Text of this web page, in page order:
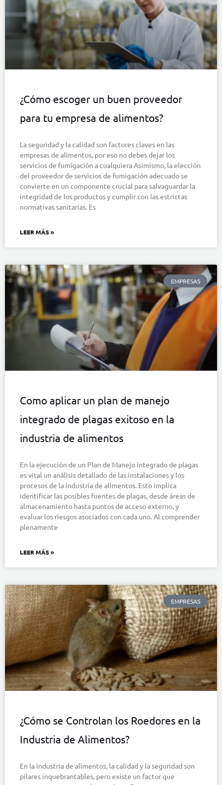
¿Cómo escoger un buen proveedor
para tu empresa de alimentos?
La seguridad y la calidad son factores claves en las
empresas de alimentos, por eso no debes dejar los
servicios de fumigación a cualquiera Asimismo, la elección
del proveedor de servicios de fumigación adecuado se
convierte en un componente crucial para salvaguardar la
integridad de los productos y cumplir con las estrictas
normativas sanitarias. Es
LEER MÁS »
EMPRESAS
Como aplicar un plan de manejo
integrado de plagas exitoso en la
industria de alimentos
En la ejecución de un Plan de Manejo integrado de plagas
es vital un análisis detallado de las instalaciones y los
procesos de la industria de alimentos. Esto implica
identificar las posibles fuentes de plagas, desde áreas de
almacenamiento hasta puntos de acceso externo, y
evaluar los riesgos asociados con cada uno. Al comprender
plenamente
LEER MÁS »
EMPRESAS
¿Cómo se Controlan los Roedores en la
Industria de Alimentos?
En la industria de alimentos, la calidad y la seguridad son
pilares inquebrantables, pero existe un factor que